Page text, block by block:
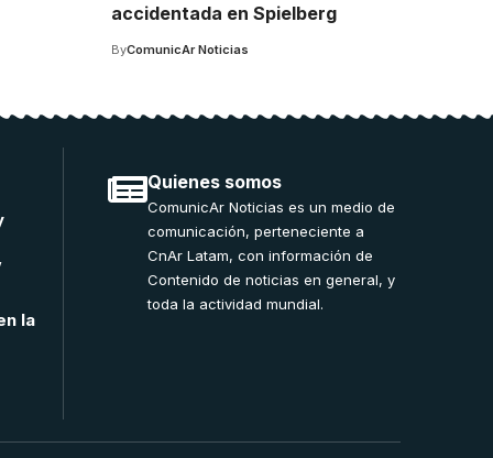
accidentada en Spielberg
ByComunicAr Noticias
la
Quienes somos
ComunicAr Noticias es un medio de
comunicación, perteneciente a
CnAr Latam, con información de
Contenido de noticias en general, y
toda la actividad mundial.